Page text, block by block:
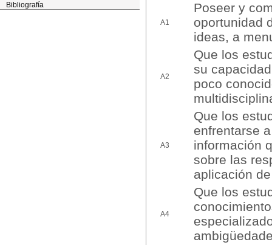
Bibliografía
A1
Poseer y
oportunidad
ideas, a
A2
Que los
su
poco
A3
Que los
enfrentarse
información
sobre las
aplicación
A4
Que los